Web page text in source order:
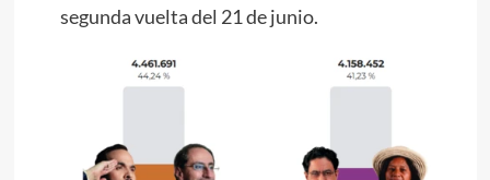
segunda vuelta del 21 de junio.